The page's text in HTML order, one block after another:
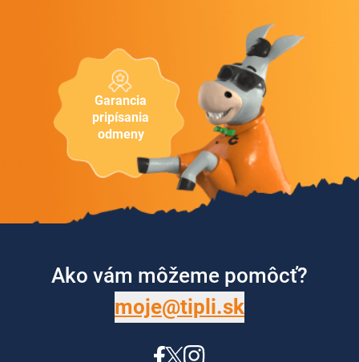
Garancia
pripísania
odmeny
Ako vám môžeme pomôcť?
moje@tipli.sk